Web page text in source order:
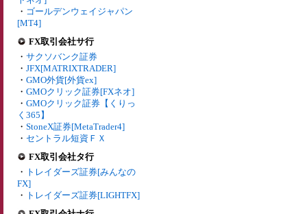
・ ゴールデンウェイジャパン
[MT4]
FX取引会社サ行
・ サクソバンク証券
・ JFX[MATRIXTRADER]
・ GMO外貨[外貨ex]
・ GMOクリック証券[FXネオ]
・ GMOクリック証券【くりっ
く365】
・ StoneX証券[MetaTrader4]
・ セントラル短資ＦＸ
FX取引会社タ行
・ トレイダーズ証券[みんなの
FX]
・ トレイダーズ証券[LIGHTFX]